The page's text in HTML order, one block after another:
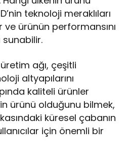
teknoloji meraklıları
ürünün performansını
sunabilir.
ağı, çeşitli
altyapılarını
kaliteli ürünler
ürünü olduğunu bilmek,
küresel çabanın
için önemli bir